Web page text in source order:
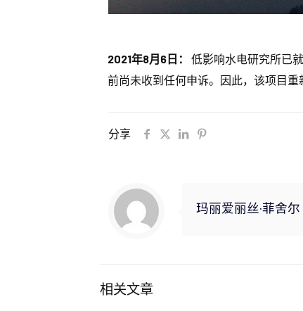
2021年8月6日：
低影响水电研究所已
前尚未收到任何申诉。因此，该项目重
分享
玛丽爱丽丝·菲舍尔
相关文章